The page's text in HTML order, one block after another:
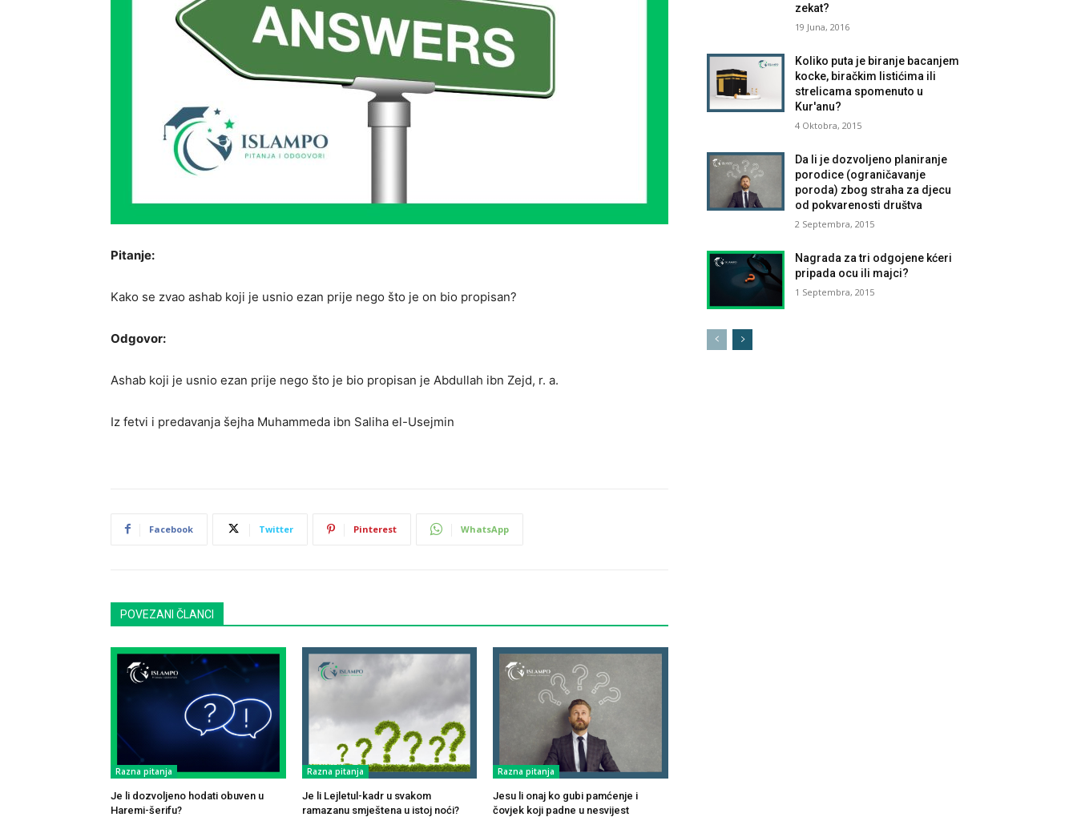
Pitanje:
Kako se zvao ashab koji je usnio ezan prije nego što je on bio propisan?
Odgovor:
Ashab koji je usnio ezan prije nego što je bio propisan je Abdullah ibn Zejd, r. a.
Iz fetvi i predavanja šejha Muhammeda ibn Saliha el-Usejmin
Facebook Twitter Pinterest WhatsApp
POVEZANI ČLANCI
Razna pitanja
Je li dozvoljeno hodati obuven u
Haremi-šerifu?
Razna pitanja
Je li Lejletul-kadr u svakom
ramazanu smještena u istoj noći?
Razna pitanja
Jesu li onaj ko gubi pamćenje i
čovjek koji padne u nesvijest
zekat?
19 Juna, 2016
Koliko puta je biranje bacanjem
kocke, biračkim listićima ili
strelicama spomenuto u
Kur'anu?
4 Oktobra, 2015
Da li je dozvoljeno planiranje
porodice (ograničavanje
poroda) zbog straha za djecu
od pokvarenosti društva
2 Septembra, 2015
Nagrada za tri odgojene kćeri
pripada ocu ili majci?
1 Septembra, 2015